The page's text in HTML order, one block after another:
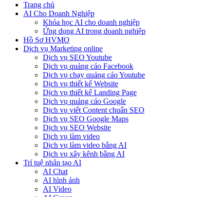
Trang chủ
AI Cho Doanh Nghiệp
Khóa học AI cho doanh nghiệp
Ứng dụng AI trong doanh nghiệp
Hồ Sơ HVMO
Dịch vụ Marketing online
Dịch vụ SEO Youtube
Dịch vụ quảng cáo Facebook
Dịch vụ chạy quảng cáo Youtube
Dịch vụ thiết kế Website
Dịch vụ thiết kế Landing Page
Dịch vụ quảng cáo Google
Dịch vụ viết Content chuẩn SEO
Dịch vụ SEO Google Maps
Dịch vụ SEO Website
Dịch vụ làm video
Dịch vụ làm video bằng AI
Dịch vụ xây kênh bằng AI
Trí tuệ nhân tạo AI
AI Chat
AI hình ảnh
AI Video